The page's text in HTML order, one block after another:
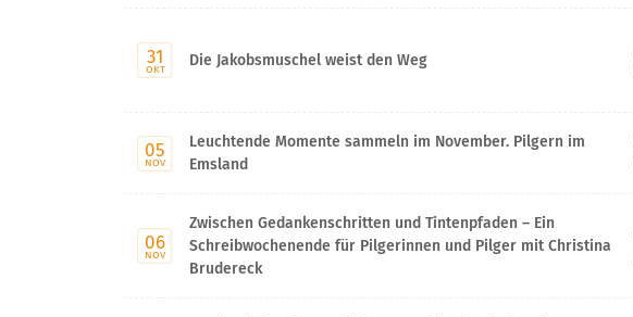
31
OKT
Die Jakobsmuschel weist den Weg
05
NOV
Leuchtende Momente sammeln im November. Pilgern im
Emsland
06
NOV
Zwischen Gedankenschritten und Tintenpfaden – Ein
Schreibwochenende für Pilgerinnen und Pilger mit Christina
Brudereck